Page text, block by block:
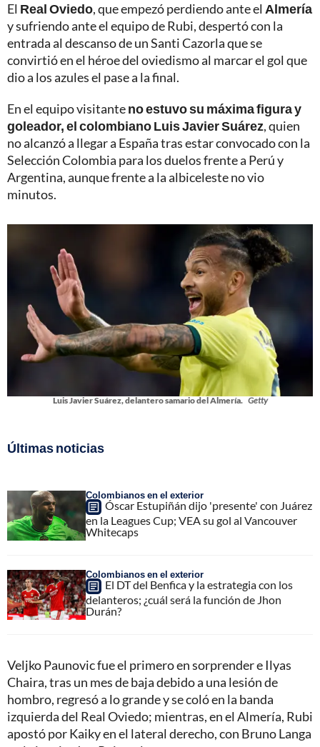
El Real Oviedo, que empezó perdiendo ante el Almería
y sufriendo ante el equipo de Rubi, despertó con la
entrada al descanso de un Santi Cazorla que se
convirtió en el héroe del oviedismo al marcar el gol que
dio a los azules el pase a la final.
En el equipo visitanteno estuvo su máxima figura y
goleador, el colombiano Luis Javier Suárez, quien
no alcanzó a llegar a España tras estar convocado con la
Selección Colombia para los duelos frente a Perú y
Argentina, aunque frente a la albiceleste no vio
minutos.
Luis Javier Suárez, delantero samario del Almería. Getty
Últimas noticias
Colombianos en el exterior
Óscar Estupiñán dijo 'presente' con Juárez
en la Leagues Cup; VEA su gol al Vancouver
Whitecaps
Colombianos en el exterior
El DT del Benfica y la estrategia con los
delanteros; ¿cuál será la función de Jhon
Durán?
Veljko Paunovic fue el primero en sorprender e Ilyas
Chaira, tras un mes de baja debido a una lesión de
hombro, regresó a lo grande y se coló en la banda
izquierda del Real Oviedo; mientras, en el Almería, Rubi
apostó por Kaiky en el lateral derecho, con Bruno Langa